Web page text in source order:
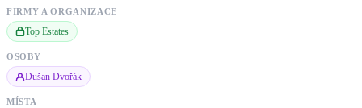
FIRMY A ORGANIZACE
Top Estates
OSOBY
Dušan Dvořák
MÍSTA